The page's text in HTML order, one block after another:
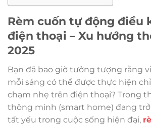
Rèm cuốn tự động điều
điện thoại – Xu hướng
2025
Bạn đã bao giờ tưởng tượng rằng
mỗi sáng có thể được thực hiện
chạm nhẹ trên điện thoại? Trong
thông minh (smart home) đang
tất yếu trong cuộc sống hiện đại,